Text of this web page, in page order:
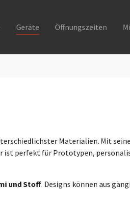
Geräte Öffnungszeiten
Materialien. Mit
perfekt für Prototypen,
und Stoff. Designs können aus